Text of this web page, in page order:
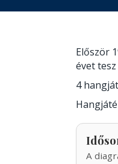
Először
évet tesz
4
A